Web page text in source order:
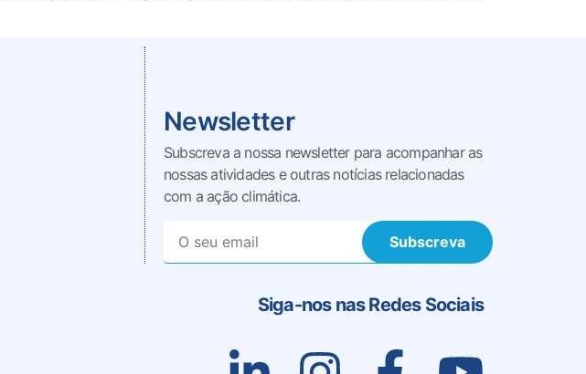
Newsletter
Subscreva a nossa newsletter para acompanhar as
nossas atividades e outras notícias relacionadas
com a ação climática.
Subscreva
Siga-nos nas Redes Sociais